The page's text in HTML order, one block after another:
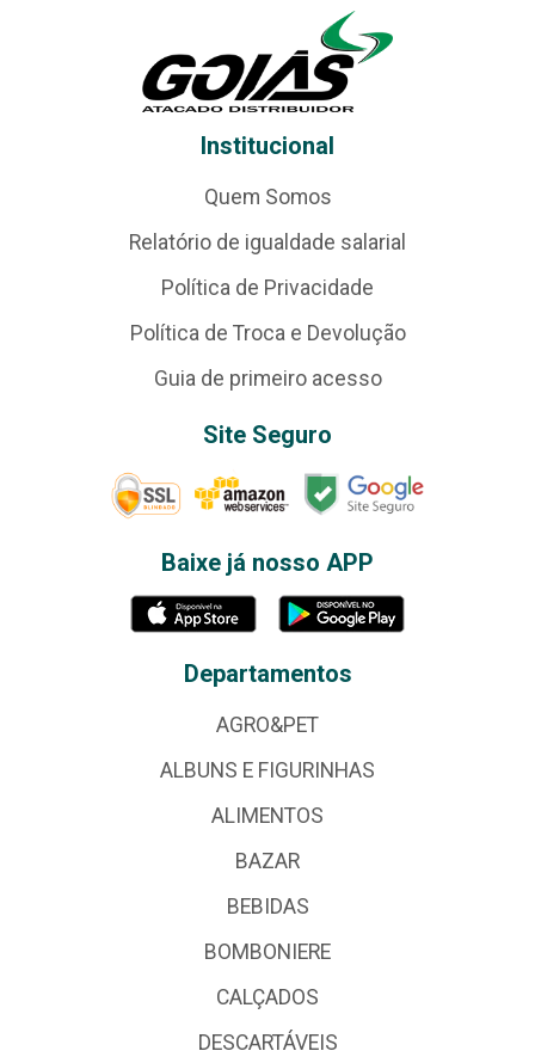
Institucional
Quem Somos
Relatório de igualdade salarial
Política de Privacidade
Política de Troca e Devolução
Guia de primeiro acesso
Site Seguro
Baixe já nosso APP
Departamentos
AGRO&PET
ALBUNS E FIGURINHAS
ALIMENTOS
BAZAR
BEBIDAS
BOMBONIERE
CALÇADOS
DESCARTÁVEIS